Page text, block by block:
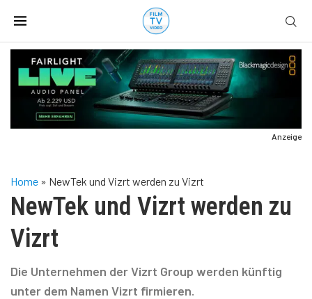
Anzeige
Home » NewTek und Vizrt werden zu Vizrt
NewTek und Vizrt werden zu
Vizrt
Die Unternehmen der Vizrt Group werden künftig
unter dem Namen Vizrt firmieren.